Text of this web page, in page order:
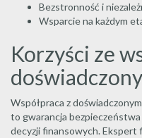
Bezstronność i
Wsparcie na każdym
Korzyści ze
Współpraca z
to gwarancja
decyzji finansowych. Ekspert